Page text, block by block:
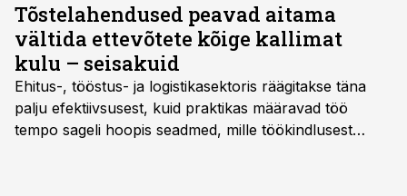
Tõstelahendused peavad aitama
vältida ettevõtete kõige kallimat
kulu – seisakuid
Ehitus-, tööstus- ja logistikasektoris räägitakse täna
palju efektiivsusest, kuid praktikas määravad töö
tempo sageli hoopis seadmed, mille töökindlusest